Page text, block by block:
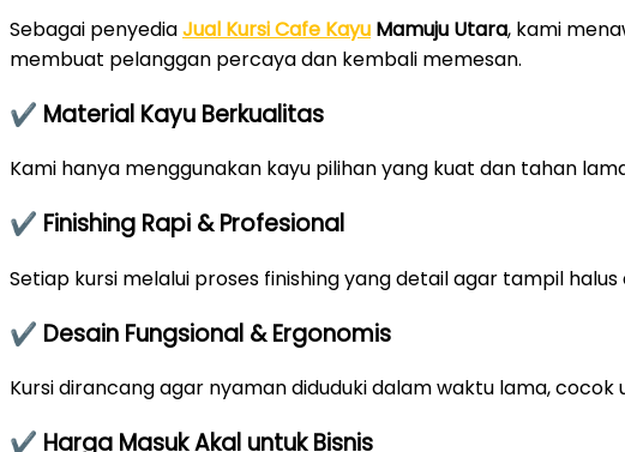
Sebagai penyediaJual Kursi Cafe Kayu Mamuju Utara, kami
membuat pelanggan percaya dan kembali memesan.
✔ Material Kayu Berkualitas
Kami hanya menggunakan kayu pilihan yang kuat dan tahan
✔ Finishing Rapi & Profesional
Setiap kursi melalui proses finishing yang detail agar tampil
✔ Desain Fungsional & Ergonomis
Kursi dirancang agar nyaman diduduki dalam waktu lama, cocok
✔ Harga Masuk Akal untuk Bisnis